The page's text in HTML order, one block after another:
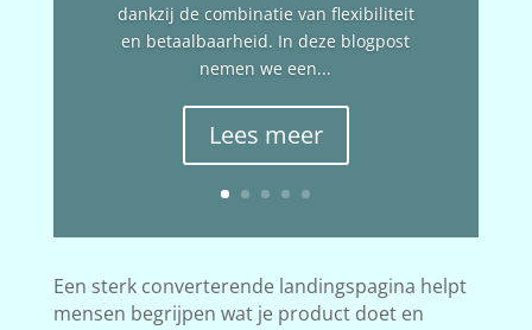
dankzij de combinatie van flexibiliteit
en betaalbaarheid. In deze blogpost
nemen we een...
Lees meer
Een sterk converterende landingspagina helpt
mensen begrijpen wat je product doet en